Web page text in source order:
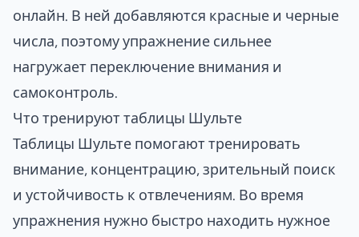
онлайн . В ней добавляются красные и черные
числа, поэтому упражнение сильнее
нагружает переключение внимания и
самоконтроль.
Что тренируют таблицы Шульте
Таблицы Шульте помогают тренировать
внимание, концентрацию, зрительный поиск
и устойчивость к отвлечениям. Во время
упражнения нужно быстро находить нужное